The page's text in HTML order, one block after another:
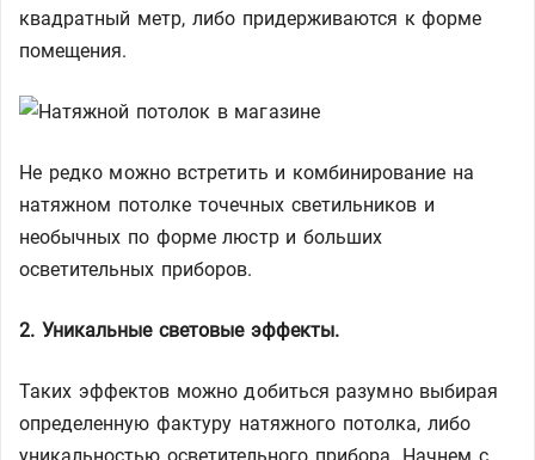
квадратный метр, либо придерживаются к форме
помещения.
Не редко можно встретить и комбинирование на
натяжном потолке точечных светильников и
необычных по форме люстр и больших
осветительных приборов.
2. Уникальные световые эффекты.
Таких эффектов можно добиться разумно выбирая
определенную фактуру натяжного потолка, либо